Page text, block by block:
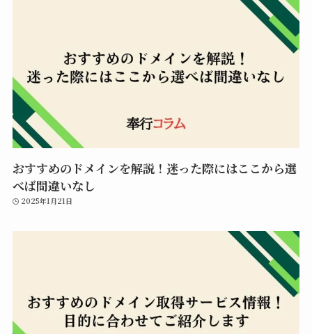
おすすめのドメインを解説！迷った際にはここから選
べば間違いなし
2025年1月21日